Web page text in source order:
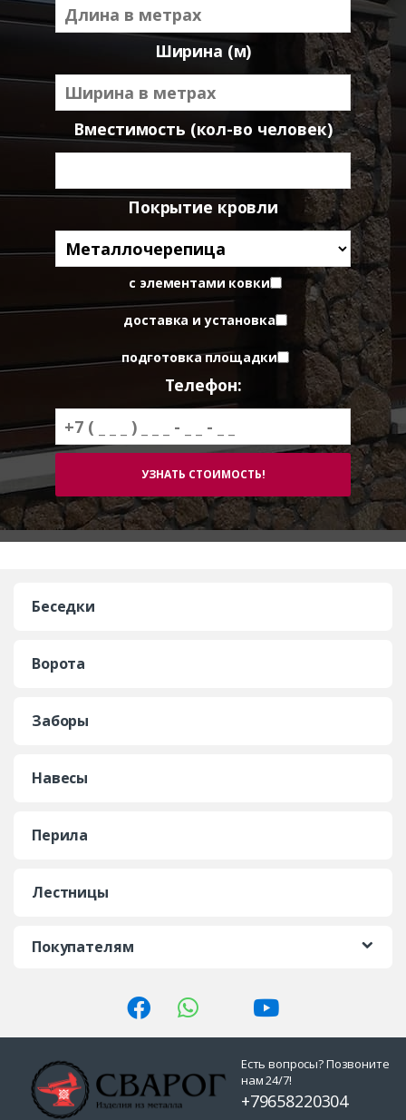
Ширина (м)
Вместимость (кол-во человек)
Покрытие кровли
с элементами ковки
доставка и установка
подготовка площадки
Телефон:
Беседки
Ворота
Заборы
Навесы
Перила
Лестницы
Покупателям
Есть вопросы? Позвоните
нам 24/7!
+79658220304